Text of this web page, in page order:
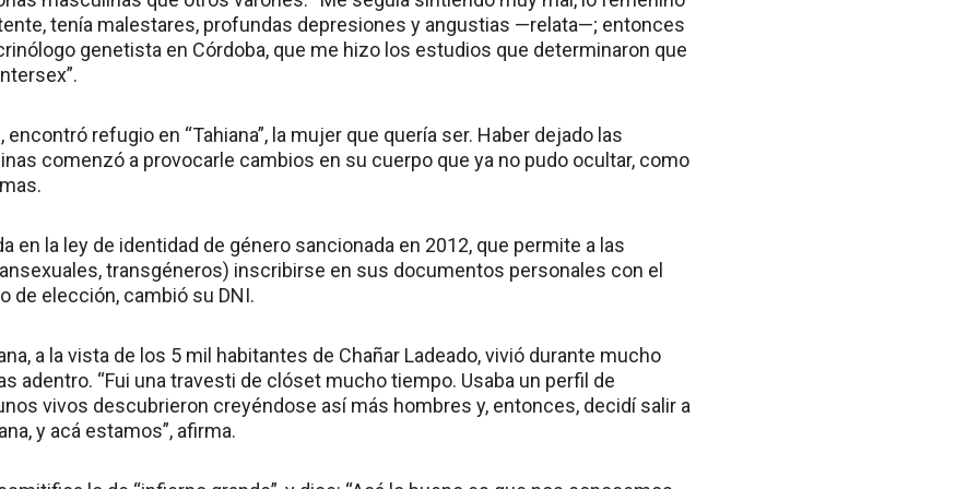
tenía malestares, profundas depresiones y angustias —relata—; entonces
genetista en Córdoba, que me hizo los estudios que determinaron que
encontró refugio en “Tahiana”, la mujer que quería ser. Haber dejado las
comenzó a provocarle cambios en su cuerpo que ya no pudo ocultar, como
en la ley de identidad de género sancionada en 2012, que permite a las
transgéneros) inscribirse en sus documentos personales con el
de elección, cambió su DNI.
a la vista de los 5 mil habitantes de Chañar Ladeado, vivió durante mucho
adentro. “Fui una travesti de clóset mucho tiempo. Usaba un perfil de
vivos descubrieron creyéndose así más hombres y, entonces, decidí salir a
y acá estamos”, afirma.